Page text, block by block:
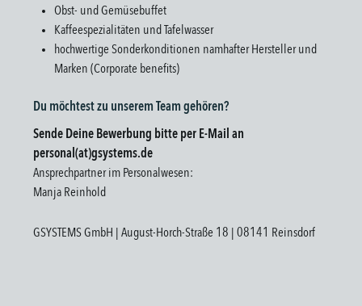
Obst- und Gemüsebuffet
Kaffeespezialitäten und Tafelwasser
hochwertige Sonderkonditionen namhafter Hersteller und
Marken (Corporate benefits)
Du möchtest zu unserem Team gehören?
Sende Deine Bewerbung bitte per E-Mail an
personal(at)gsystems.de
Ansprechpartner im Personalwesen:
Manja Reinhold
GSYSTEMS GmbH | August-Horch-Straße 18 | 08141 Reinsdorf